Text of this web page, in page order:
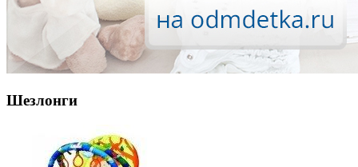
Шезлонги